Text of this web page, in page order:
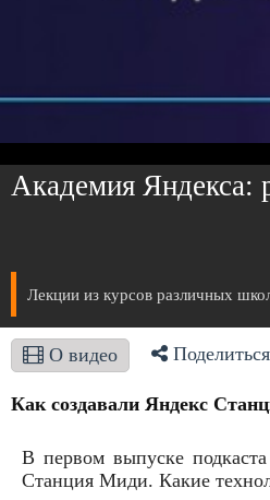
Академия Яндекса:
Лекции из курсов различных
О видео Поделиться
Как создавали Яндекс
В первом выпуске
Станция Миди. Какие